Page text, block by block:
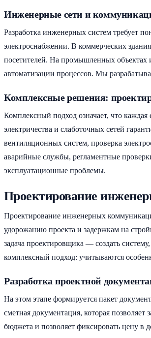
Инженерные сети и
Разработка инженерных систем требует
электроснабжении. В коммерческих
посетителей. На промышленных объектах
автоматизации процессов. Мы
Комплексные решения:
Комплексный подход означает, что каждая
электричества и слаботочных сетей
вентиляционных систем, проверка
аварийные службы, регламентные
эксплуатационные проблемы.
Проектирование
Проектирование инженерных
удорожанию проекта и задержкам на
задача проектировщика — создать
комплексный подход: учитываются
Разработка проектной
На этом этапе формируется пакет
сметная документация, которая позволяет
бюджета и позволяет фиксировать цену в